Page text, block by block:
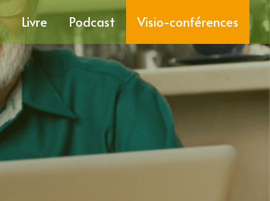
Livre Podcast Visio-conférences